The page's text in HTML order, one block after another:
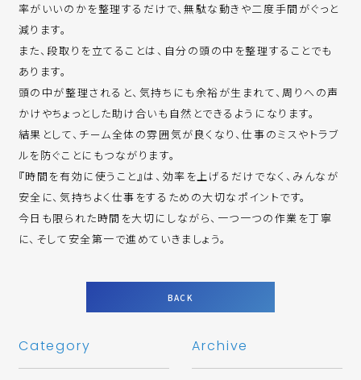
率がいいのかを整理するだけで、無駄な動きや二度手間がぐっと
減ります。
また、段取りを立てることは、自分の頭の中を整理することでも
あります。
頭の中が整理されると、気持ちにも余裕が生まれて、周りへの声
かけやちょっとした助け合いも自然とできるようになります。
結果として、チーム全体の雰囲気が良くなり、仕事のミスやトラブ
ルを防ぐことにもつながります。
『時間を有効に使うこと』は、効率を上げるだけでなく、みんなが
安全に、気持ちよく仕事をするための大切なポイントです。
今日も限られた時間を大切にしながら、一つ一つの作業を丁寧
に、そして安全第一で進めていきましょう。
BACK
Category Archive